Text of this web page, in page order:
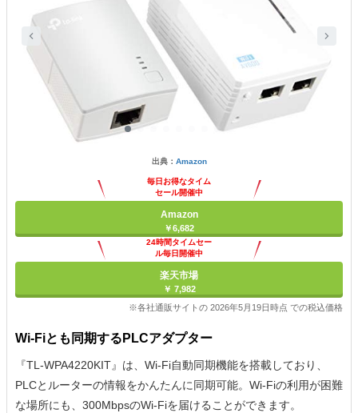
出典： Amazon
毎日お得なタイム
セール開催中
Amazon
￥6,682
24時間タイムセー
ル毎日開催中
楽天市場
￥ 7,982
※各社通販サイトの 2026年5月19日時点 での税込価格
Wi-Fiとも同期するPLCアダプター
『TL-WPA4220KIT』は、Wi-Fi自動同期機能を搭載しており、
PLCとルーターの情報をかんたんに同期可能。Wi-Fiの利用が困難
な場所にも、300MbpsのWi-Fiを届けることができます。